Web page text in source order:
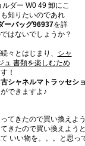
ダー W0 49 卸にこ
知りたいのであれ
ーバッグ96937を詳
はないでしょうか？
々とはじまり、
シャ
ュ 書類を楽しむため
！
シャネルマトラッセシ
ができますよ♪
てきたので買い換えよ
きたので買い換えよう
いい物を。。。と思っ